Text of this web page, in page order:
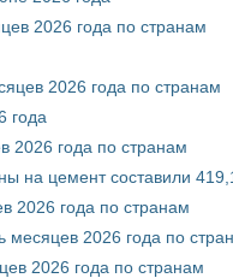
2026 года по странам
2026 года по странам
года
2026 года по странам
на цемент составили
2026 года по странам
месяцев 2026 года по
2026 года по странам